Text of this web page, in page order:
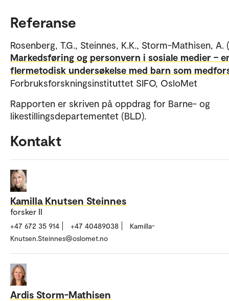
Referanse
Rosenberg, T.G., Steinnes, K.K., Storm-Mathisen, A.
Markedsføring og personvern i sosiale medier –
flermetodisk undersøkelse med barn som
Forbruksforskningsinstituttet SIFO, OsloMet
Rapporten er skriven på oppdrag for Barne- og
likestillingsdepartementet (BLD).
Kontakt
Kamilla Knutsen Steinnes
forsker II
+47 672 35 914 +47 40489038
Kamilla-
Knutsen.Steinnes@oslomet.no
Ardis Storm-Mathisen